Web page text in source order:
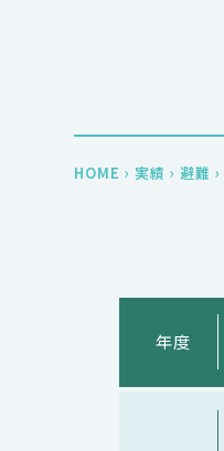
HOME › 実績 › 避難 ›
年度